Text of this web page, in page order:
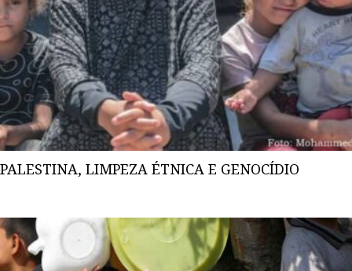
PALESTINA, LIMPEZA ÉTNICA E GENOCÍDIO